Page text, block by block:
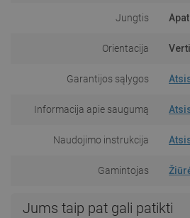
Jungtis
Orientacija
Garantijos sąlygos
Informacija apie saugumą
Naudojimo instrukcija
Gamintojas
Jums taip pat gali patikti